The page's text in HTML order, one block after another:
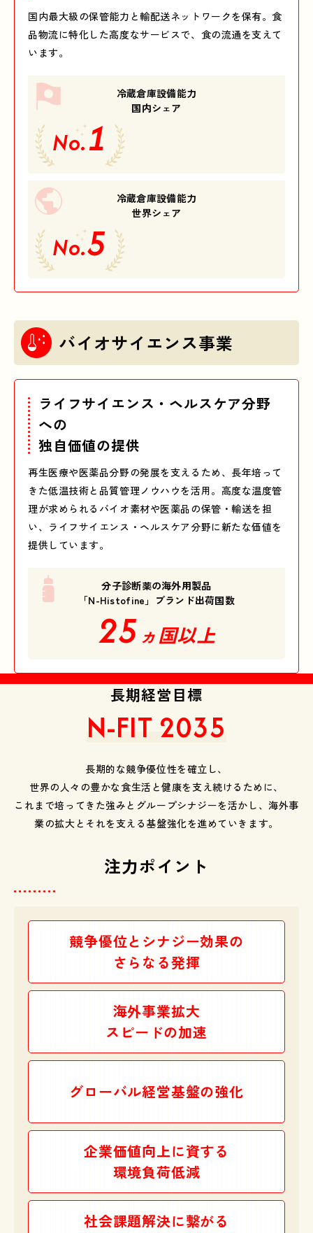
国内最大級の保管能力と輸配送ネットワークを保有。食
品物流に特化した高度なサービスで、食の流通を支えて
います。
冷蔵倉庫設備能力
国内シェア
No.1
冷蔵倉庫設備能力
世界シェア
No.5
バイオサイエンス事業
ライフサイエンス・ヘルスケア分野
への
独自価値の提供
再生医療や医薬品分野の発展を支えるため、長年培って
きた低温技術と品質管理ノウハウを活用。高度な温度管
理が求められるバイオ素材や医薬品の保管・輸送を担
い、ライフサイエンス・ヘルスケア分野に新たな価値を
提供しています。
分子診断薬の海外用製品
「N-Histofine」ブランド出荷国数
25 ヵ国以上
長期経営目標
N-FIT 2035
長期的な競争優位性を確立し、
世界の人々の豊かな食生活と健康を支え続けるために、
これまで培ってきた強みとグループシナジーを活かし、海外事
業の拡大とそれを支える基盤強化を進めていきます。
注力ポイント
競争優位とシナジー効果の
さらなる発揮
海外事業拡大
スピードの加速
グローバル経営基盤の強化
企業価値向上に資する
環境負荷低減
社会課題解決に繋がる